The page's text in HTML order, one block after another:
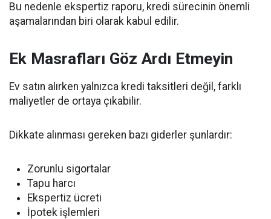
Bu nedenle ekspertiz raporu, kredi sürecinin önemli
aşamalarından biri olarak kabul edilir.
Ek Masrafları Göz Ardı Etmeyin
Ev satın alırken yalnızca kredi taksitleri değil, farklı
maliyetler de ortaya çıkabilir.
Dikkate alınması gereken bazı giderler şunlardır:
Zorunlu sigortalar
Tapu harcı
Ekspertiz ücreti
İpotek işlemleri